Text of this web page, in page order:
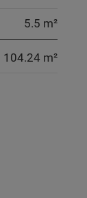
5.5 m²
104.24 m²